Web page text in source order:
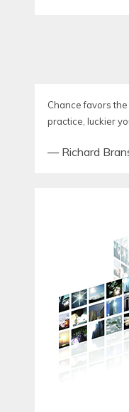
Chance favors
practice, luckier
— Richard